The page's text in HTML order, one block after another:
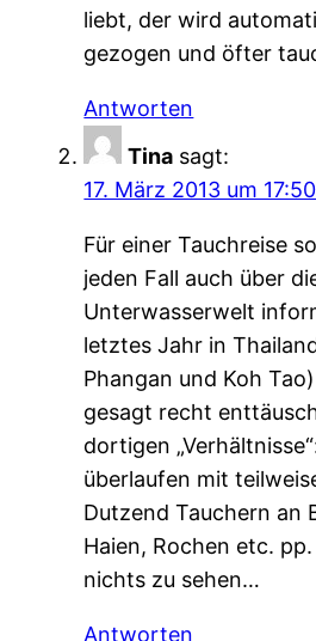
liebt, der wird
gezogen und öfter
Antworten
Tina sagt:
17. März 2013 um
Für einer Tauchreise
jeden Fall auch über
Unterwasserwelt
letztes Jahr in
Phangan und Koh
gesagt recht
dortigen
überlaufen mit
Dutzend Tauchern an
Haien, Rochen etc.
nichts zu sehen…
Antworten